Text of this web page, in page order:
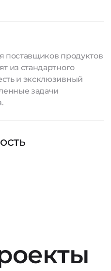
поставщиков продуктов
из стандартного
и эксклюзивный
задачи
.